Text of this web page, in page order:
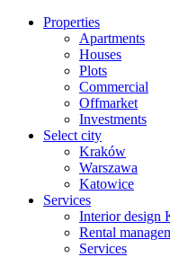
Properties
Apartments
Houses
Plots
Commercial
Offmarket
Investments
Select city
Kraków
Warszawa
Katowice
Services
Interior design
Rental
Services